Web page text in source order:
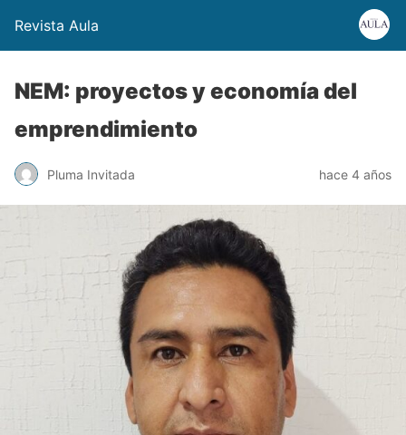
Revista Aula
NEM: proyectos y economía del
emprendimiento
Pluma Invitada hace 4 años